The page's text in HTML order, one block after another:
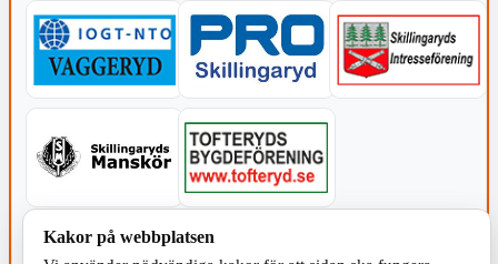
KOMMUNEN
Kakor på webbplatsen